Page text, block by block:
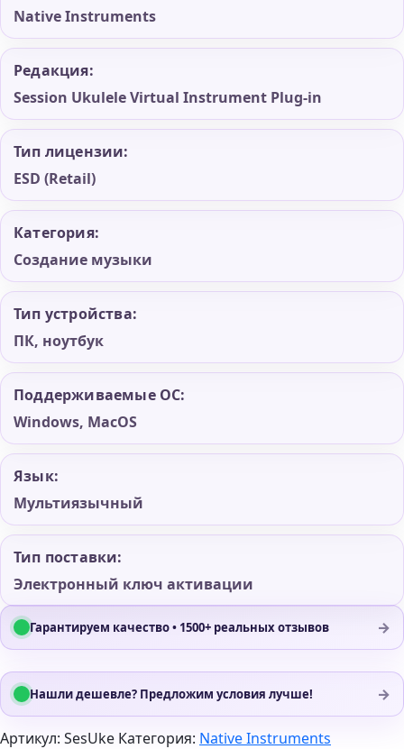
Native Instruments
Редакция:
Session Ukulele Virtual Instrument Plug-in
Тип лицензии:
ESD (Retail)
Категория:
Создание музыки
Тип устройства:
ПК, ноутбук
Поддерживаемые ОС:
Windows, MacOS
Язык:
Мультиязычный
Тип поставки:
Электронный ключ активации
Гарантируем качество • 1500+ реальных отзывов →
Нашли дешевле? Предложим условия лучше! →
Артикул: SesUke Категория: Native Instruments